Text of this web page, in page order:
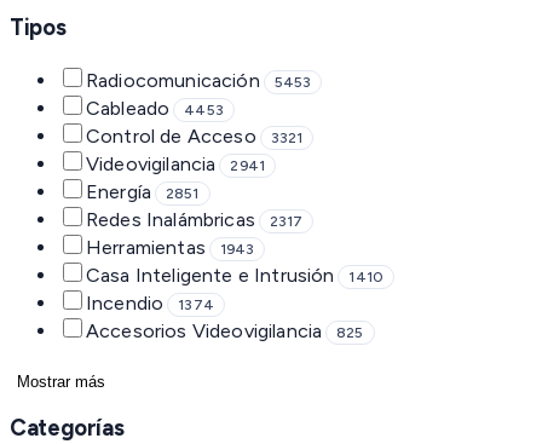
Tipos
Radiocomunicación 5453
Cableado 4453
Control de Acceso 3321
Videovigilancia 2941
Energía 2851
Redes Inalámbricas 2317
Herramientas 1943
Casa Inteligente e Intrusión 1410
Incendio 1374
Accesorios Videovigilancia 825
Mostrar más
Categorías